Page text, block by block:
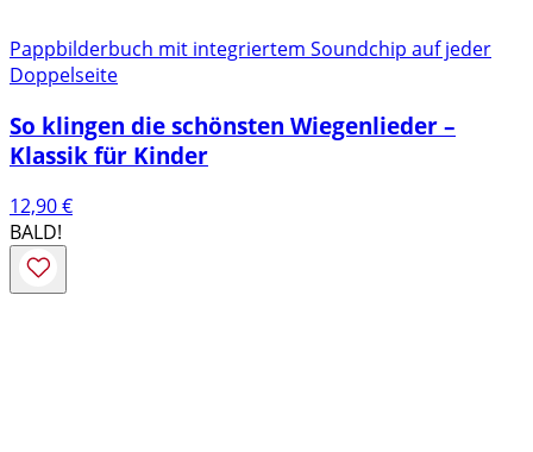
Pappbilderbuch mit integriertem Soundchip auf jeder
Doppelseite
So klingen die schönsten Wiegenlieder –
Klassik für Kinder
12,90€
BALD!